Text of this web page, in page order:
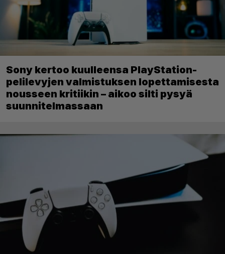
Sony kertoo kuulleensa PlayStation-
pelilevyjen valmistuksen lopettamisesta
nousseen kritiikin – aikoo silti pysyä
suunnitelmassaan